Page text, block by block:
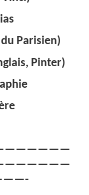
Parisien)
Pinter)